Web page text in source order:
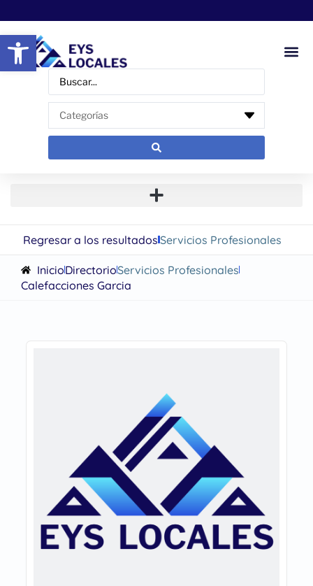
Abrir barra de herramientas
Regresar a los resultadosServicios Profesionales
InicioDirectorioServicios Profesionales
Calefacciones Garcia